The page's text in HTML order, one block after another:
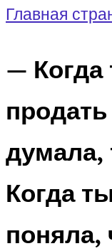
Главная
—
Когда
поняла,